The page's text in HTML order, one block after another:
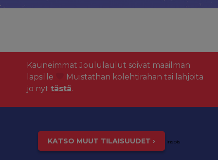
Kauneimmat Joululaulut soivat maailman
lapsille
Muistathan kolehtirahan tai lahjoita
jo nyt tästä.
KATSO MUUT TILAISUUDET › inspis